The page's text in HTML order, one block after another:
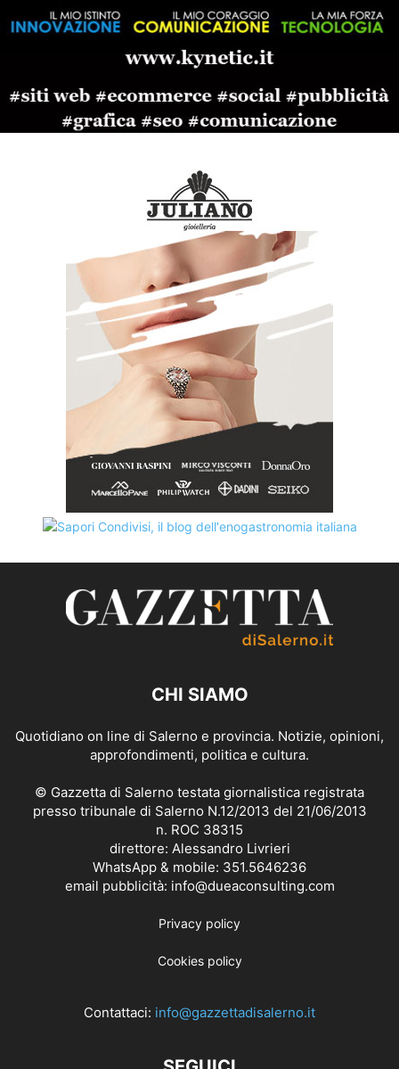
CHI SIAMO
Quotidiano on line di Salerno e provincia. Notizie, opinioni,
approfondimenti, politica e cultura.
© Gazzetta di Salerno testata giornalistica registrata
presso tribunale di Salerno N.12/2013 del 21/06/2013
n. ROC 38315
direttore: Alessandro Livrieri
WhatsApp & mobile: 351.5646236
email pubblicità: info@dueaconsulting.com
Privacy policy
Cookies policy
Contattaci: info@gazzettadisalerno.it